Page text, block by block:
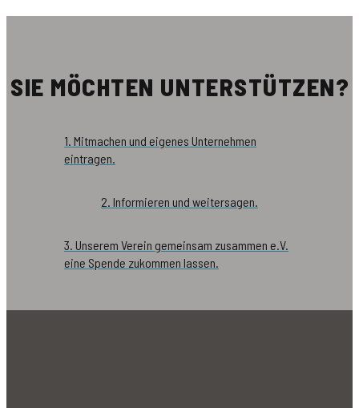
SIE MÖCHTEN UNTERSTÜTZEN?
1. Mitmachen und eigenes Unternehmen
eintragen.
2. Informieren und weitersagen.
3. Unserem Verein gemeinsam zusammen e.V.
eine Spende zukommen lassen.